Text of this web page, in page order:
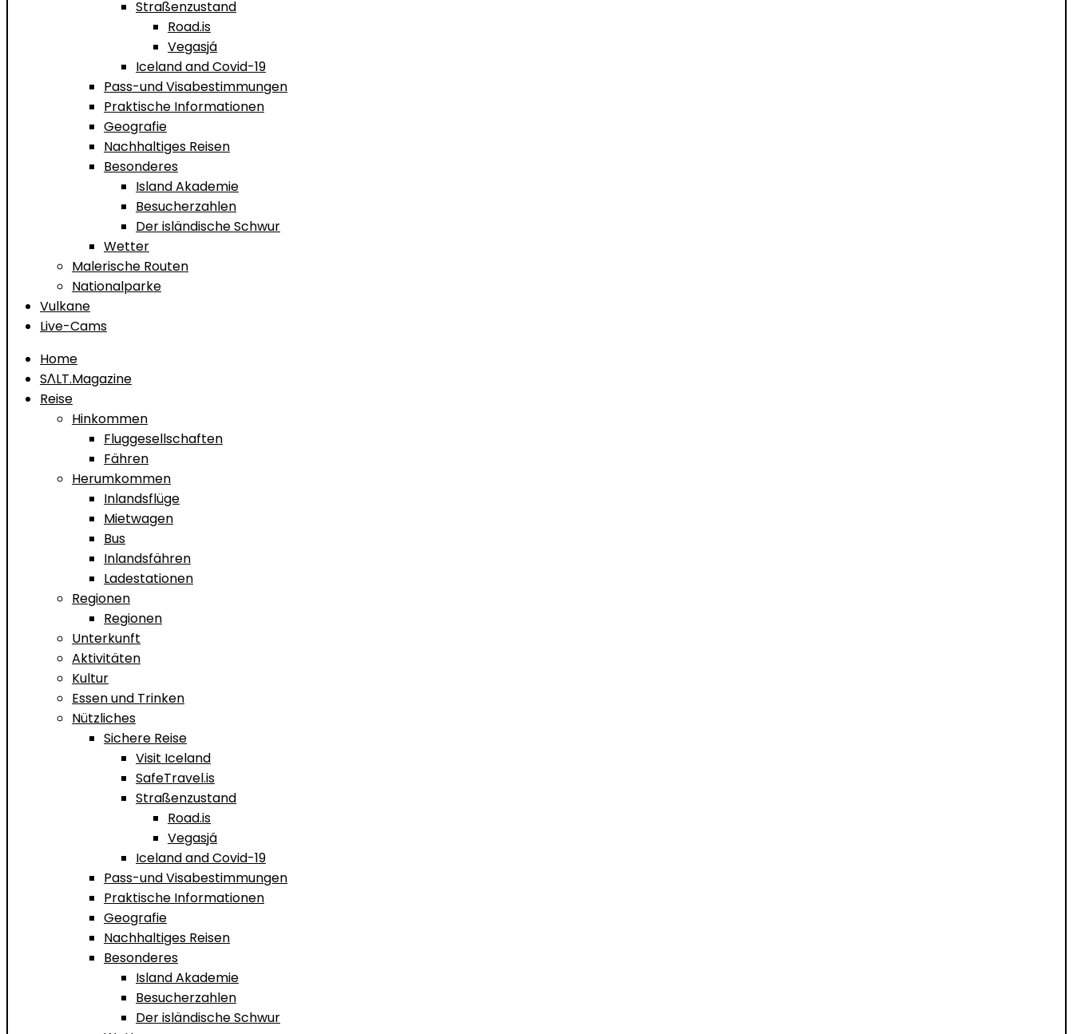
Straßenzustand
Road.is
Vegasjá
Iceland and Covid-19
Pass-und Visabestimmungen
Praktische Informationen
Geografie
Nachhaltiges Reisen
Besonderes
Island Akademie
Besucherzahlen
Der isländische Schwur
Wetter
Malerische Routen
Nationalparke
Vulkane
Live-Cams
Home
SΛLT.Magazine
Reise
Hinkommen
Fluggesellschaften
Fähren
Herumkommen
Inlandsflüge
Mietwagen
Bus
Inlandsfähren
Ladestationen
Regionen
Regionen
Unterkunft
Aktivitäten
Kultur
Essen und Trinken
Nützliches
Sichere Reise
Visit Iceland
SafeTravel.is
Straßenzustand
Road.is
Vegasjá
Iceland and Covid-19
Pass-und Visabestimmungen
Praktische Informationen
Geografie
Nachhaltiges Reisen
Besonderes
Island Akademie
Besucherzahlen
Der isländische Schwur